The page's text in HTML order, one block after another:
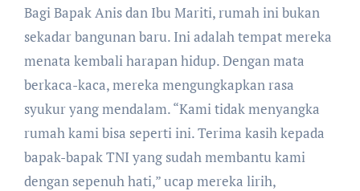
Bagi Bapak Anis dan Ibu Mariti, rumah ini bukan
sekadar bangunan baru. Ini adalah tempat mereka
menata kembali harapan hidup. Dengan mata
berkaca-kaca, mereka mengungkapkan rasa
syukur yang mendalam. “Kami tidak menyangka
rumah kami bisa seperti ini. Terima kasih kepada
bapak-bapak TNI yang sudah membantu kami
dengan sepenuh hati,” ucap mereka lirih,